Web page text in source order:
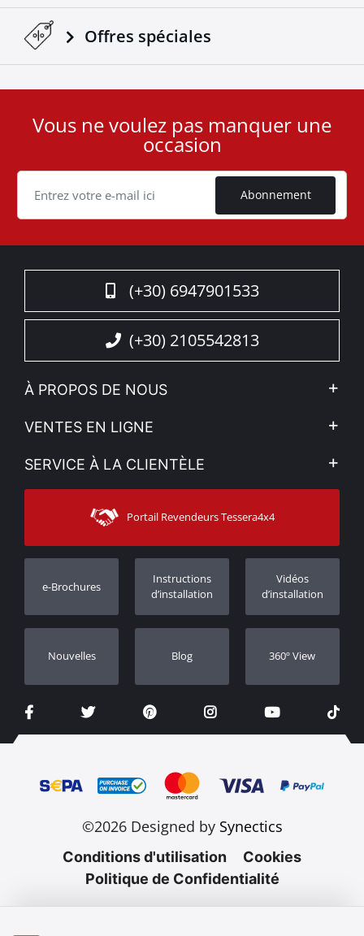
Offres spéciales
User
Cookie
Vous ne voulez pas manquer une
occasion
Abonnement
(+30) 6947901533
(+30) 2105542813
À PROPOS DE NOUS
L'entreprise
Voir nos actualités
Sitemap
VENTES EN LIGNE
Mon compte
Moyens d’expédition
SERVICE À LA CLIENTÈLE
Contacter
Assistance aux clients
Suivi des commandes
Concessionnaires
Portail Revendeurs Tessera4x4
e-Brochures
Instructions
d’installation
Vidéos
d’installation
Nouvelles Blog 360º View
©2026 Designed by Synectics
Conditions d'utilisation
Cookies
Politique de Confidentialité